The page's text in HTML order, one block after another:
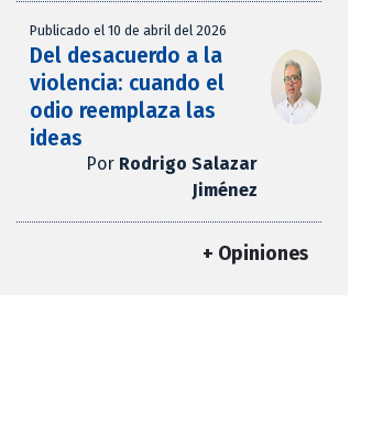
Publicado el 10 de abril del 2026
Del desacuerdo a la
violencia: cuando el
odio reemplaza las
ideas
Por Rodrigo Salazar
Jiménez
+ Opiniones